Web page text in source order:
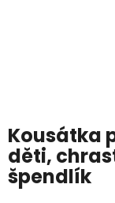
Kousátka
děti,
špendlík